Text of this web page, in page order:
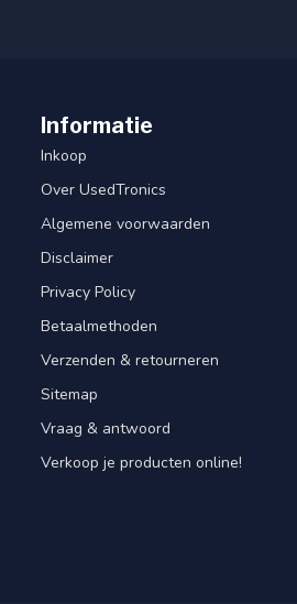
Informatie
Inkoop
Over UsedTronics
Algemene voorwaarden
Disclaimer
Privacy Policy
Betaalmethoden
Verzenden & retourneren
Sitemap
Vraag & antwoord
Verkoop je producten online!